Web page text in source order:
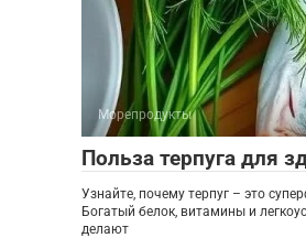
Морепродукты
Польза терпуга для
Узнайте, почему терпуг – это
Богатый белок, витамины и
делают